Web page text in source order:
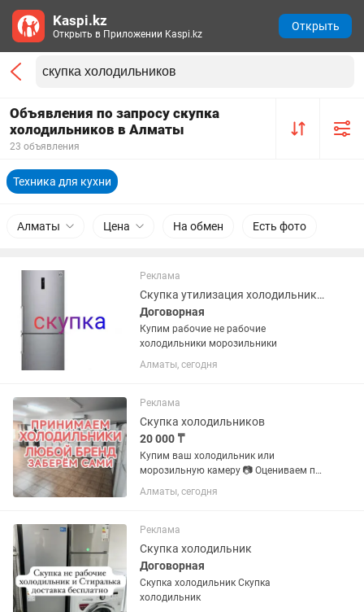
Объявления по запросу скупка
холодильников в Алматы
23 объявления
Техника для кухни
Алматы Цена На обмен Есть фото
Реклама
Скупка утилизация холодильников
Договорная
Купим рабочие не рабочие
холодильники морозильники
Алматы, сегодня
Реклама
Скупка холодильников
20 000 ₸
Купим ваш холодильник или
морозильную камеру 📷 Оцениваем по
фото 🚚 Заберём и увезём сами 💵
Деньги сразу
Алматы, сегодня
Реклама
Скупка холодильник
Договорная
Скупка холодильник Скупка
холодильник
Kaspi.kz
Открыть в Приложении Kaspi.kz
Открыть